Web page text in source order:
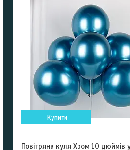
Купити
Повітряна куля Хром 10 дюймів